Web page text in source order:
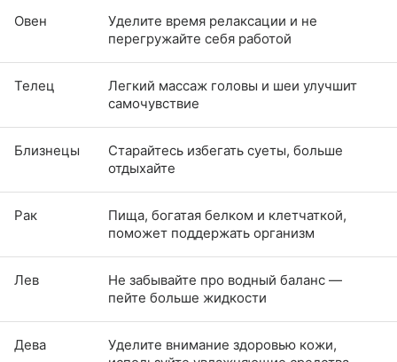
Овен
Уделите время релаксации и не
перегружайте себя работой
Телец
Легкий массаж головы и шеи улучшит
самочувствие
Близнецы
Старайтесь избегать суеты, больше
отдыхайте
Рак
Пища, богатая белком и клетчаткой,
поможет поддержать организм
Лев
Не забывайте про водный баланс —
пейте больше жидкости
Дева
Уделите внимание здоровью кожи,